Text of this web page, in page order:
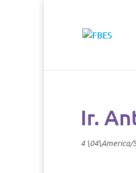
Ir.
4 \04\America/